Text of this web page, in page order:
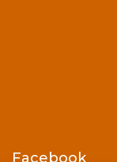
Facebook